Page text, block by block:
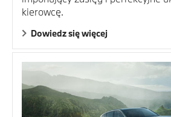
kierowcę.
Dowiedz się więcej